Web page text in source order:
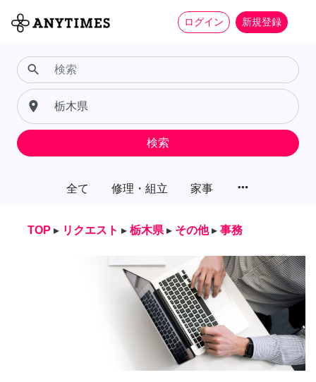
ログイン 新規登録
全て 修理・組立 家事 more_horiz
search
place
検索
TOP ▸ リクエスト ▸ 栃木県 ▸ その他 ▸ 事務